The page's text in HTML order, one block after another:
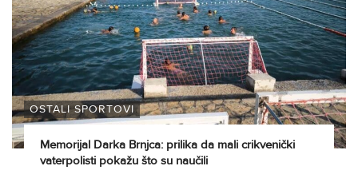
OSTALI SPORTOVI
Memorijal Darka Brnjca: prilika da mali crikvenički
vaterpolisti pokažu što su naučili